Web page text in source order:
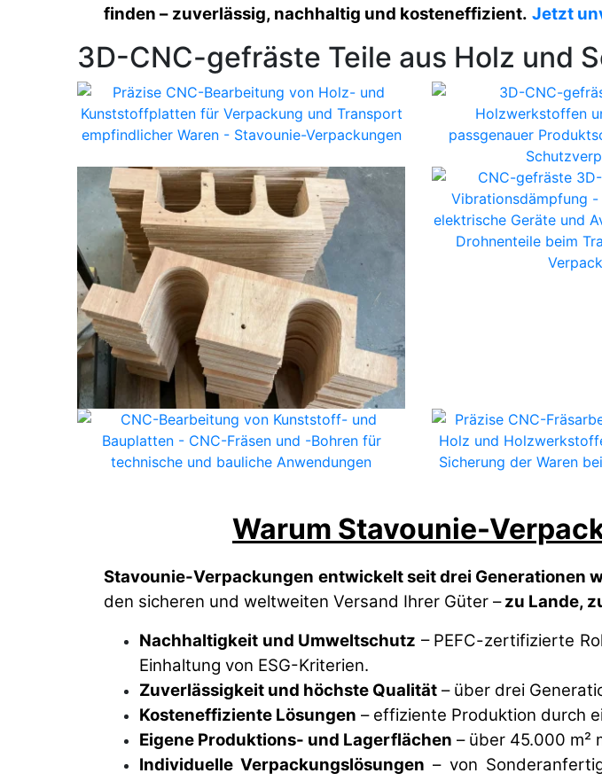
finden – zuverlässig, nachhaltig und kosteneffizient. Jetzt
3D-CNC-gefräste Teile aus Holz und
Warum Stavounie-
Stavounie-Verpackungen entwickelt seit drei Generationen
den sicheren und weltweiten Versand Ihrer Güter –zu Lande,
Nachhaltigkeit und Umweltschutz – PEFC-zertifizierte
Einhaltung von ESG-Kriterien.
Zuverlässigkeit und höchste Qualität – über drei
Kosteneffiziente Lösungen – effiziente Produktion durch
Eigene Produktions- und Lagerflächen – über 45.000 m²
Individuelle Verpackungslösungen – von